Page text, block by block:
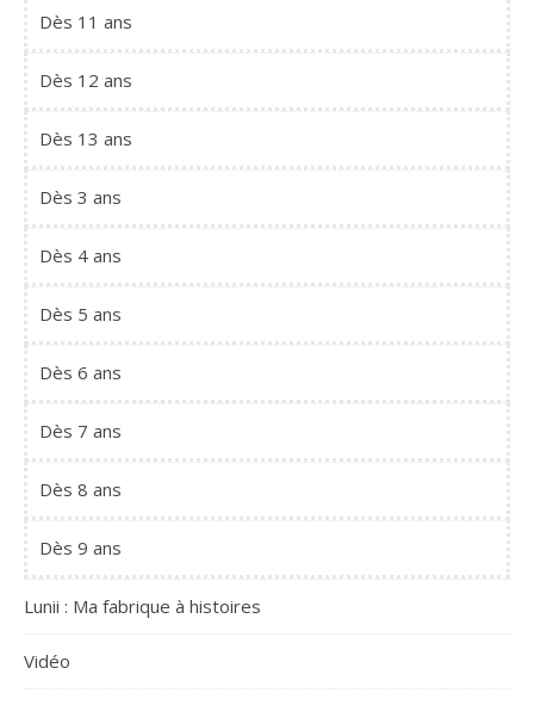
Dès 11 ans
Dès 12 ans
Dès 13 ans
Dès 3 ans
Dès 4 ans
Dès 5 ans
Dès 6 ans
Dès 7 ans
Dès 8 ans
Dès 9 ans
Lunii : Ma fabrique à histoires
Vidéo